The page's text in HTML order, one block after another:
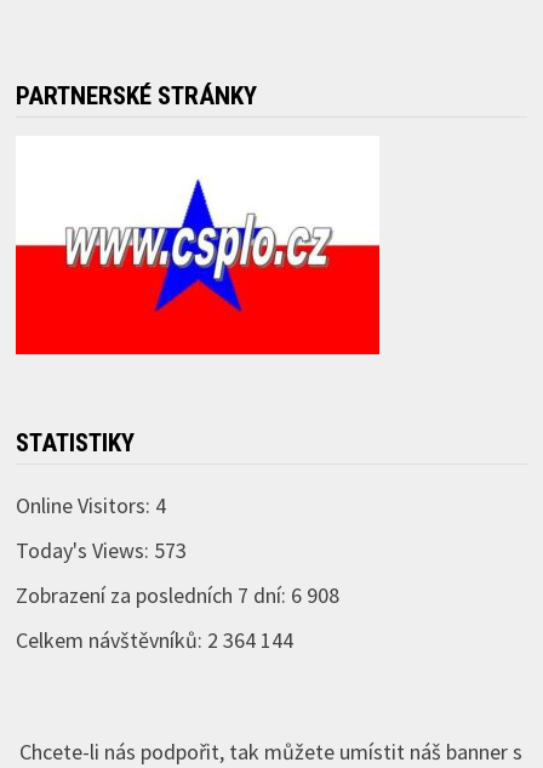
PARTNERSKÉ STRÁNKY
STATISTIKY
Online Visitors: 4
Today's Views: 573
Zobrazení za posledních 7 dní: 6 908
Celkem návštěvníků: 2 364 144
Chcete-li nás podpořit, tak můžete umístit náš banner s